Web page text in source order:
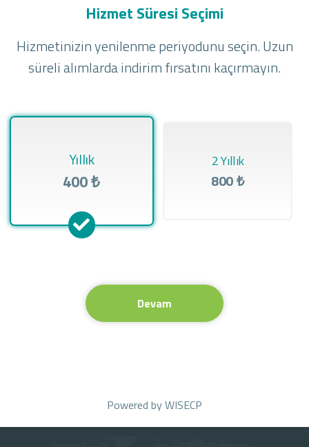
Hizmet Süresi Seçimi
Hizmetinizin yenilenme periyodunu seçin. Uzun
süreli alımlarda indirim fırsatını kaçırmayın.
Yıllık
400 ₺
2 Yıllık
800 ₺
Devam
Powered byWISECP